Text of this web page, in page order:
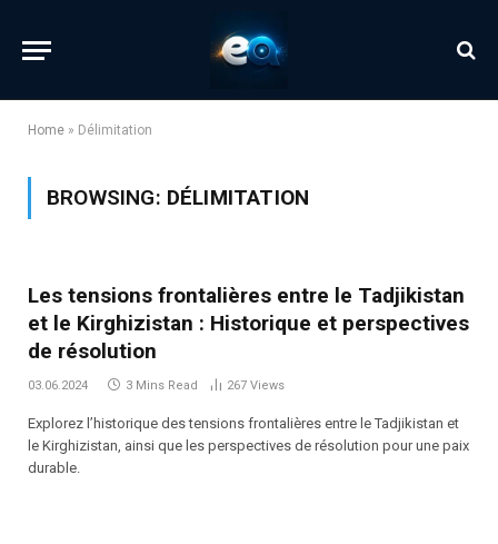
Home » Délimitation
BROWSING: DÉLIMITATION
Les tensions frontalières entre le Tadjikistan
et le Kirghizistan : Historique et perspectives
de résolution
03.06.2024 3 Mins Read 267 Views
Explorez l’historique des tensions frontalières entre le Tadjikistan et
le Kirghizistan, ainsi que les perspectives de résolution pour une paix
durable.